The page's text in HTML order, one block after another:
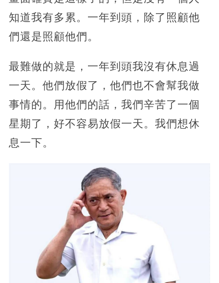
知道我有多累。一年到頭，除了照顧他
們還是照顧他們。
最難做的就是，一年到頭我沒有休息過
一天。他們放假了，他們也不會幫我做
事情的。用他們的話，我們辛苦了一個
星期了，好不容易放假一天。我們想休
息一下。